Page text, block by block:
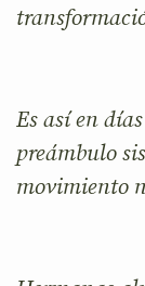
Es así en
preámbulo
movimiento